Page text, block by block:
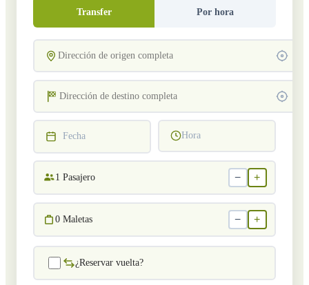
Transfer Por hora
Fecha Hora
1 Pasajero − +
0 Maletas − +
¿Reservar vuelta?